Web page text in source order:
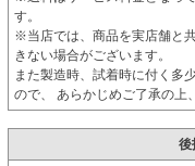
す。
※当店では、商品を実店舗と
きない場合がございます。
また製造時、試着時に付く多
ので、 あらかじめご了承の上
後